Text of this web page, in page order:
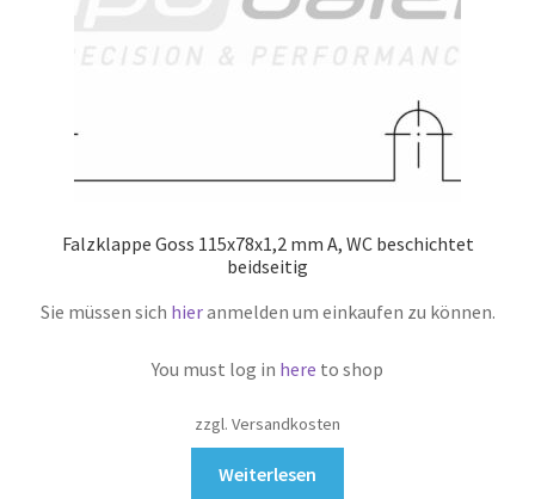
Falzklappe Goss 115x78x1,2 mm A, WC beschichtet
beidseitig
Sie müssen sich hieranmelden um einkaufen zu können.
You must log in here to shop
zzgl. Versandkosten
Weiterlesen